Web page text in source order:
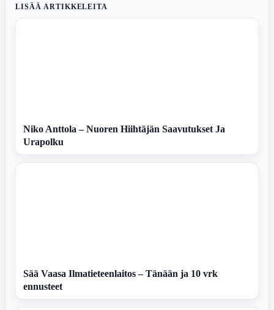
LISÄÄ ARTIKKELEITA
Niko Anttola – Nuoren Hiihtäjän Saavutukset Ja
Urapolku
Sää Vaasa Ilmatieteenlaitos – Tänään ja 10 vrk
ennusteet